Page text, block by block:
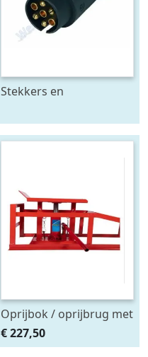
Stekkers en
Oprijbok / oprijbrug met
ingebouwde krik. set
2stuks
€ 227,50